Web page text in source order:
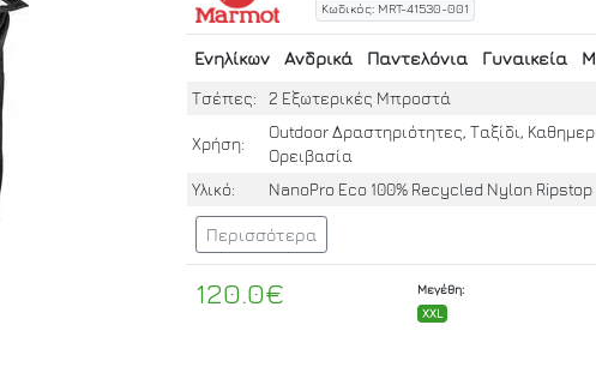
Κωδικός: MRT-41530-001
Ενηλίκων Ανδρικά Παντελόνια Γυναικεία
Τσέπες: 2 Εξωτερικές Μπροστά
Χρήση:
Outdoor Δραστηριότητες, Ταξίδι,
Ορειβασία
Υλικό:
NanoPrο Eco 100% Recycled Nylon Ripstop
Περισσότερα
120.0€
Μεγέθη:
XXL